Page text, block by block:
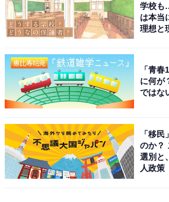
ず、適当に入って立ったまま（兵庫
ど、会場もさまざま。
「記念樹がもらえる（静岡県／30代
とにタイムカプセルを開く（長野
の思い出づくり重視型や、「出身中
っている。集合写真も中学校ごと（
性）」「中学ごとに集まり、当時の
になっています（福島県／20代女
からのビデオメッセージくらいで終
30代女性）」など、中学校結束力重
学校も
は本当
理想と
「青
に何が
ではな
「移
のか？
選別と
人政策